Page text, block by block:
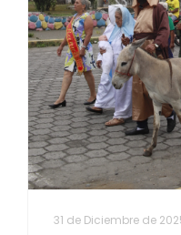
31 de Diciembre de